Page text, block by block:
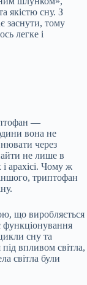
якістю сну. З
заснути, тому
легке і
—
вона не
через
не лише в
арахісі. Чому ж
триптофан
що виробляється
функціонування
сну та
впливом світла,
світла були